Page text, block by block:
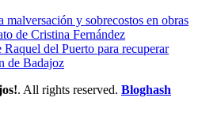
malversación y sobrecostos en obras
de Cristina Fernández
del Puerto para recuperar
de Badajoz
. All rights reserved. Bloghash